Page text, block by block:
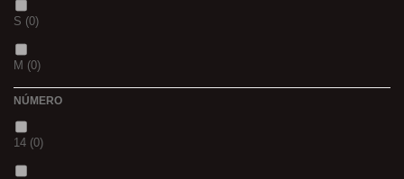
BLACK & RED
PANTHER
36(0)
P(0)
S (0)
M (0)
20MM
NÚMERO
14 (0)